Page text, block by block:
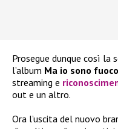
Prosegue dunque così la
l’album Ma io sono fuoco
streaming e
out e un altro.
Ora l’uscita del nuovo